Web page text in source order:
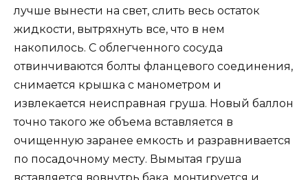
лучше вынести на свет, слить весь остаток
жидкости, вытряхнуть все, что в нем
накопилось. С облегченного сосуда
отвинчиваются болты фланцевого соединения,
снимается крышка с манометром и
извлекается неисправная груша. Новый баллон
точно такого же объема вставляется в
очищенную заранее емкость и разравнивается
по посадочному месту. Вымытая груша